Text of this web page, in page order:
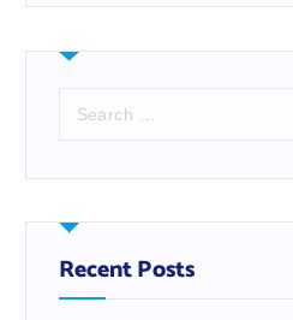
r
h
f
oRecent Posts